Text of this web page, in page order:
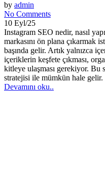
by admin
No Comments
10 Eyl/25
Instagram SEO nedir, nasıl
markasını ön plana çıkarmak
başında gelir. Artık yalnızca
içeriklerin keşfete çıkması,
kitleye ulaşması gerekiyor.
stratejisi ile mümkün hale
Devamını oku..